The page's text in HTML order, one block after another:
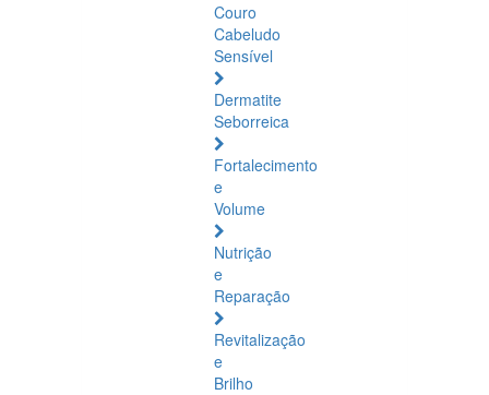
Couro
Cabeludo
Sensível
Dermatite
Seborreica
Fortalecimento
e
Volume
Nutrição
e
Reparação
Revitalização
e
Brilho